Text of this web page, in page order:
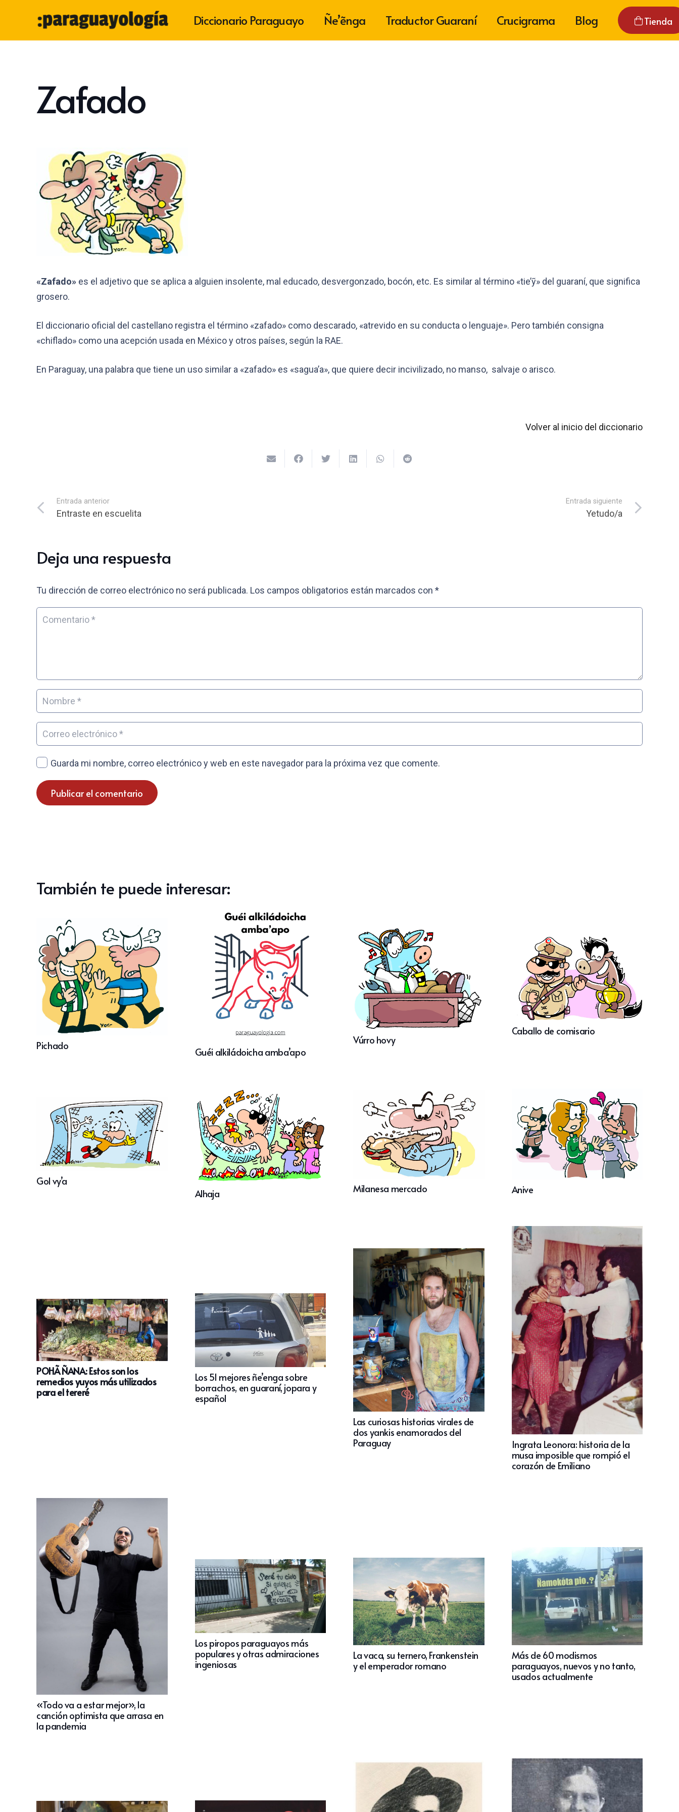
Diccionario Paraguayo Ñe’ẽnga Traductor Guaraní Crucigrama Blog Tienda
Zafado
«Zafado» es el adjetivo que se aplica a alguien insolente, mal educado, desvergonzado, bocón, etc. Es similar al término «tie’ỹ» del guaraní, que significa
grosero.
El diccionario oficial del castellano registra el término «zafado» como descarado, «atrevido en su conducta o lenguaje». Pero también consigna
«chiflado» como una acepción usada en México y otros países, según la RAE.
En Paraguay, una palabra que tiene un uso similar a «zafado» es «sagua’a», que quiere decir incivilizado, no manso, salvaje o arisco.
Volver al inicio del diccionario
Entrada anterior
Entraste en escuelita
Entrada siguiente
Yetudo/a
Deja una respuesta
Tu dirección de correo electrónico no será publicada. Los campos obligatorios están marcados con *
Guarda mi nombre, correo electrónico y web en este navegador para la próxima vez que comente.
Publicar el comentario
También te puede interesar:
Pichado
Guéi alkiládoicha amba’apo
Vúrro hovy
Caballo de comisario
Gol vy’a
Alhaja
Milanesa mercado Anive
POHÃ ÑANA: Estos son los
remedios yuyos más utilizados
para el tereré
Los 51 mejores ñe’enga sobre
borrachos, en guaraní, jopara y
español
Las curiosas historias virales de
dos yankis enamorados del
Paraguay
Ingrata Leonora: historia de la
musa imposible que rompió el
corazón de Emiliano
«Todo va a estar mejor», la
canción optimista que arrasa en
la pandemia
Los piropos paraguayos más
populares y otras admiraciones
ingeniosas
La vaca, su ternero, Frankenstein
y el emperador romano
Más de 60 modismos
paraguayos, nuevos y no tanto,
usados actualmente